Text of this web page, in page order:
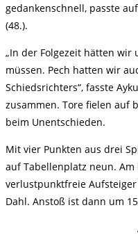
gedankenschnell, passte
(48.).
„In der Folgezeit hätten wir
müssen. Pech hatten wir
Schiedsrichters“, fasste
zusammen. Tore fielen auf
beim Unentschieden.
Mit vier Punkten aus drei
auf Tabellenplatz neun.
verlustpunktfreie Aufsteiger
Dahl. Anstoß ist dann um